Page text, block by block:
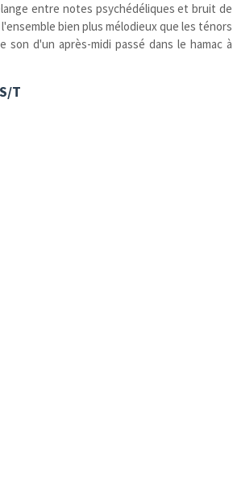
entre notes psychédéliques et bruit de
bien plus mélodieux que les ténors
d'un après-midi passé dans le hamac à
T